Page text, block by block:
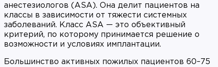
анестезиологов (ASA). Она делит пациентов на
классы в зависимости от тяжести системных
заболеваний. Класс ASA — это объективный
критерий, по которому принимается решение о
возможности и условиях имплантации.
Большинство активных пожилых пациентов 60–75